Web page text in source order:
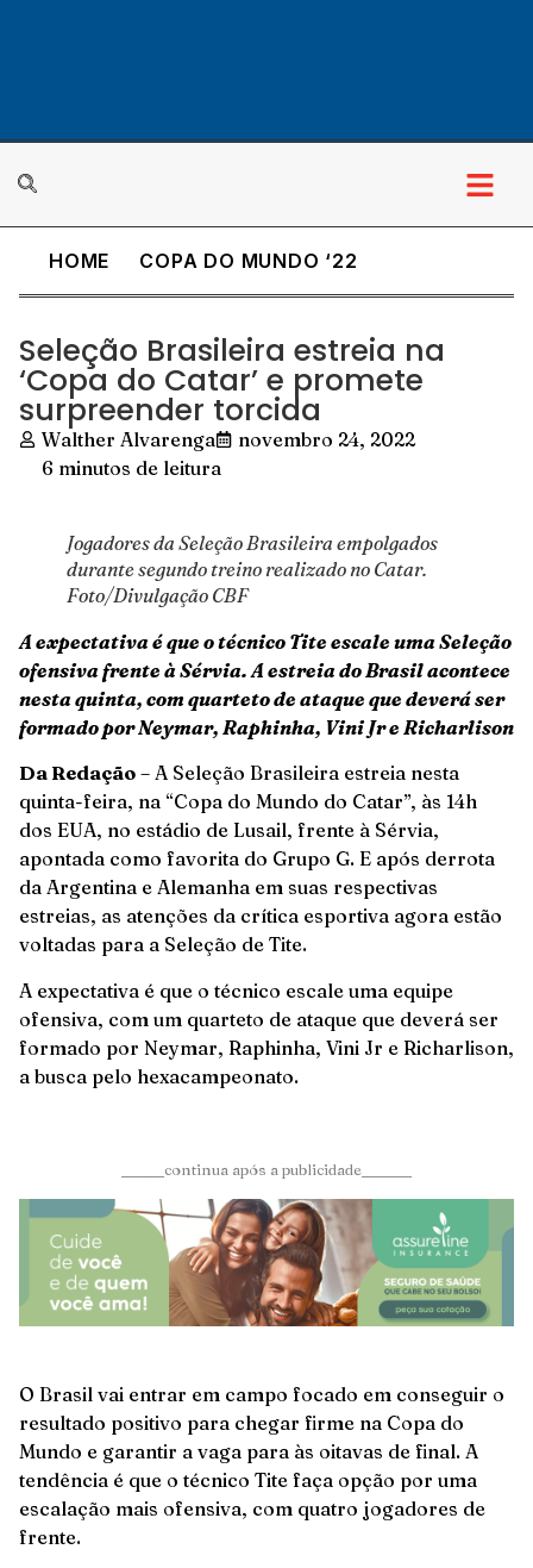
HOME COPA DO MUNDO ‘22
Seleção Brasileira estreia na
‘Copa do Catar’ e promete
surpreender torcida
Walther Alvarenga
novembro 24, 2022
6 minutos de leitura
Jogadores da Seleção Brasileira empolgados
durante segundo treino realizado no Catar.
Foto/Divulgação CBF
A expectativa é que o técnico Tite escale uma Seleção
ofensiva frente à Sérvia. A estreia do Brasil acontece
nesta quinta, com quarteto de ataque que deverá ser
formado por Neymar, Raphinha, Vini Jr e Richarlison
Da Redação – A Seleção Brasileira estreia nesta
quinta-feira, na “Copa do Mundo do Catar”, às 14h
dos EUA, no estádio de Lusail, frente à Sérvia,
apontada como favorita do Grupo G. E após derrota
da Argentina e Alemanha em suas respectivas
estreias, as atenções da crítica esportiva agora estão
voltadas para a Seleção de Tite.
A expectativa é que o técnico escale uma equipe
ofensiva, com um quarteto de ataque que deverá ser
formado por Neymar, Raphinha, Vini Jr e Richarlison,
a busca pelo hexacampeonato.
______continua após a publicidade_______
O Brasil vai entrar em campo focado em conseguir o
resultado positivo para chegar firme na Copa do
Mundo e garantir a vaga para às oitavas de final. A
tendência é que o técnico Tite faça opção por uma
escalação mais ofensiva, com quatro jogadores de
frente.